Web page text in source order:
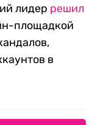
лидер решил
площадкой
в